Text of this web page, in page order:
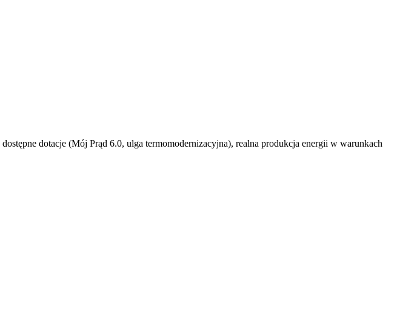
dotacje (Mój Prąd 6.0, ulga termomodernizacyjna), realna produkcja energii w warunkach